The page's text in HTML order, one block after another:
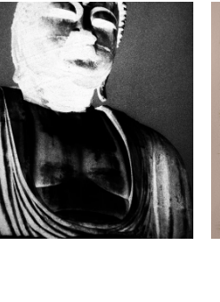
Suda Photo School
(Ryuji Ichikawa,
Nishimoto, Hiroshi
Hoi Kisyu,
Yamamoto and 4
artists)
Side